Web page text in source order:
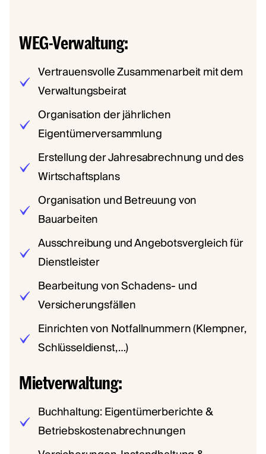
WEG-Verwaltung:
Vertrauensvolle Zusammenarbeit mit dem
Verwaltungsbeirat
Organisation der jährlichen
Eigentümerversammlung
Erstellung der Jahresabrechnung und des
Wirtschaftsplans
Organisation und Betreuung von
Bauarbeiten
Ausschreibung und Angebotsvergleich für
Dienstleister
Bearbeitung von Schadens- und
Versicherungsfällen
Einrichten von Notfallnummern (Klempner,
Schlüsseldienst, …)
Mietverwaltung:
Buchhaltung: Eigentümerberichte &
Betriebskostenabrechnungen